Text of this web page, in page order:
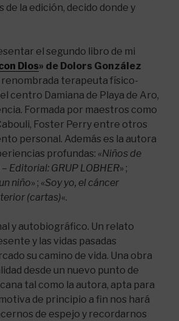
la edición, decido donde y
el segundo libro de mi
Dios» de Dolors González
renombrada terapeuta físico-
centro Damiana de Playa de Aro,
Formada por maestros como
Foster Perry entre otros
personal. Además es la autora
profundas: «Niños de
Editorial: GRUP LOBHER» ;
niño» ; «Soy yo, el cáncer
(cartas)«.
y autobiográfico. Un relato
y las vidas pasadas
su camino de vida. Una obra
desde un nuevo punto de
tal como la autora, apta para
de principio a fin nos hará
de espejo y recordarnos